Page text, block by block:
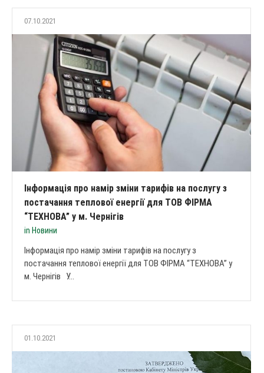
07.10.2021
Інформація про намір зміни тарифів на послугу з
постачання теплової енергії для ТОВ ФІРМА
“ТЕХНОВА” у м. Чернігів
in Новини
Інформація про намір зміни тарифів на послугу з
постачання теплової енергії для ТОВ ФІРМА “ТЕХНОВА” у
м. Чернігів У...
01.10.2021